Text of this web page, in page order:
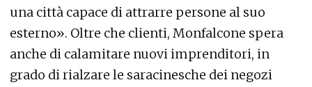
una città capace di attrarre persone al suo
esterno». Oltre che clienti, Monfalcone spera
anche di calamitare nuovi imprenditori, in
grado di rialzare le saracinesche dei negozi